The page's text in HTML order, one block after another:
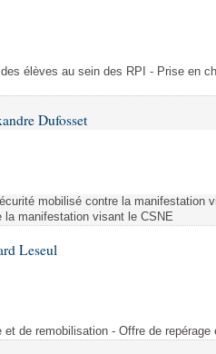
élèves au sein des RPI - Prise en
Dufosset
mobilisé contre la manifestation
manifestation visant le CSNE
Leseul
de remobilisation - Offre de repérage